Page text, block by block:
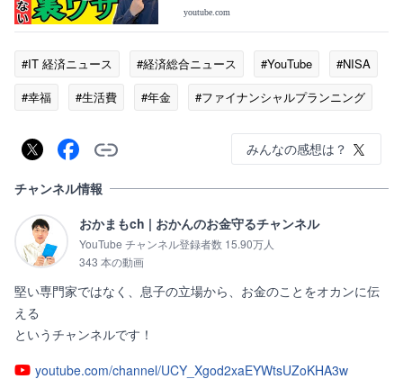
すべきポイントも解説
ネルyoutube.com
#IT 経済ニュース #経済総合ニュース #YouTube
#NISA
#幸福
#生活費 #年金 #ファイナンシャルプランニング
みんなの感想は？
チャンネル情報
おかまもch | おかんのお金守るチャンネル
YouTube チャンネル登録者数 15.90万人
343 本の動画
堅い専門家ではなく、息子の立場から、お金のことをオカンに伝
える
というチャンネルです！
youtube.com/channel/UCY_Xgod2xaEYWtsUZoKHA3w